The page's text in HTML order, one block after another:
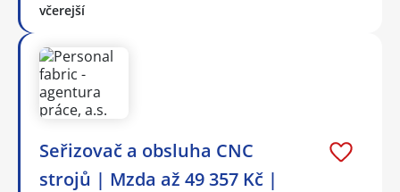
včerejší
Seřizovač a obsluha CNC
strojů | Mzda až 49 357 Kč |